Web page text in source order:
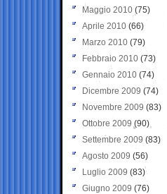
Maggio 2010 (75)
Aprile 2010 (66)
Marzo 2010 (79)
Febbraio 2010 (73)
Gennaio 2010 (74)
Dicembre 2009 (74)
Novembre 2009 (83)
Ottobre 2009 (90)
Settembre 2009 (83)
Agosto 2009 (56)
Luglio 2009 (83)
Giugno 2009 (76)